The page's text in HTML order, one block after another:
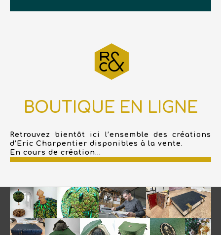
BOUTIQUE EN LIGNE
Retrouvez bientôt ici l’ensemble des créations
d’Eric Charpentier disponibles à la vente.
En cours de création...